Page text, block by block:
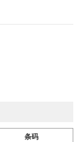
条码